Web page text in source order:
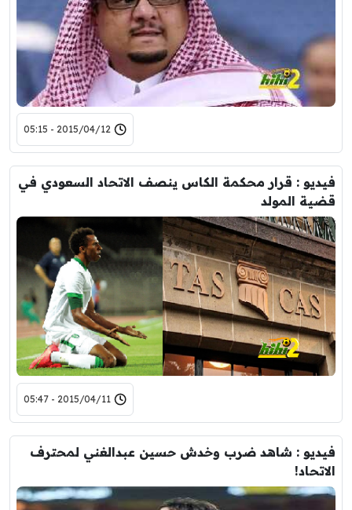
2015/04/12 - 05:15
فيديو : قرار محكمة الكاس ينصف الاتحاد السعودي في
قضية المولد
2015/04/11 - 05:47
فيديو : شاهد ضرب وخدش حسين عبدالغني لمحترف
الاتحاد!